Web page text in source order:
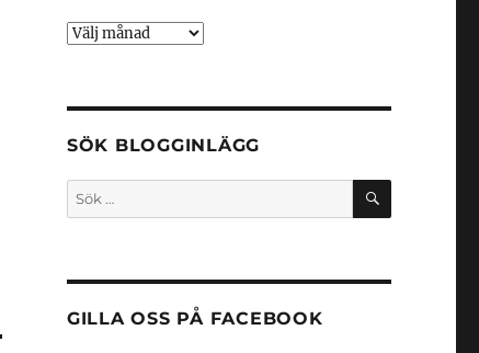
Arkiv
SÖK BLOGGINLÄGG
Sök
efter:
SÖK
GILLA OSS PÅ FACEBOOK